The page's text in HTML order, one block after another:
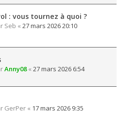
: vous tournez à quoi ?
Seb « 27 mars 2026 20:10
Anny08« 27 mars 2026 6:54
GerPer « 17 mars 2026 9:35